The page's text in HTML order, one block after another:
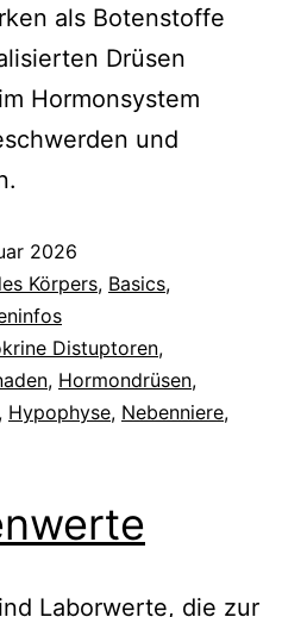
als Botenstoffe
Drüsen
Hormonsystem
und
2026
Körpers, Basics,
Distuptoren,
, Hormondrüsen,
, Hypophyse, Nebenniere,
Laborwerte, die zur